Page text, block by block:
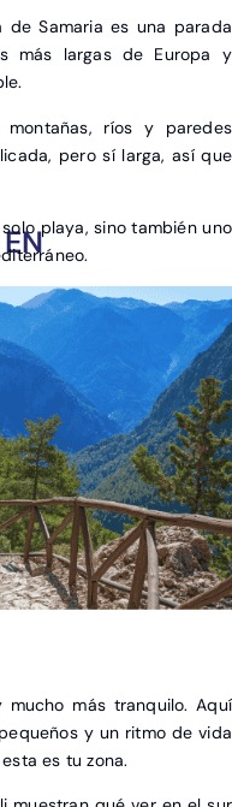
de Samaria es una parada
más largas de Europa y
ríos y paredes
pero sí larga, así que
playa, sino también uno
más tranquilo. Aquí
y un ritmo de vida
es tu zona.